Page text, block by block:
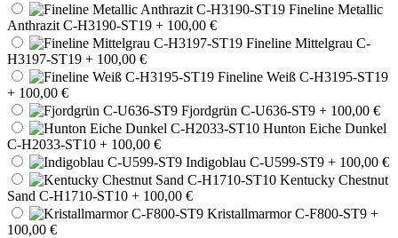
Fineline Metallic
Anthrazit C-H3190-ST19 + 100,00 €
Fineline Mittelgrau C-
H3197-ST19 + 100,00 €
Fineline Weiß C-H3195-ST19
+ 100,00 €
Fjordgrün C-U636-ST9 + 100,00 €
Hunton Eiche Dunkel
C-H2033-ST10 + 100,00 €
Indigoblau C-U599-ST9 + 100,00 €
Kentucky Chestnut
Sand C-H1710-ST10 + 100,00 €
Kristallmarmor C-F800-ST9 +
100,00 €